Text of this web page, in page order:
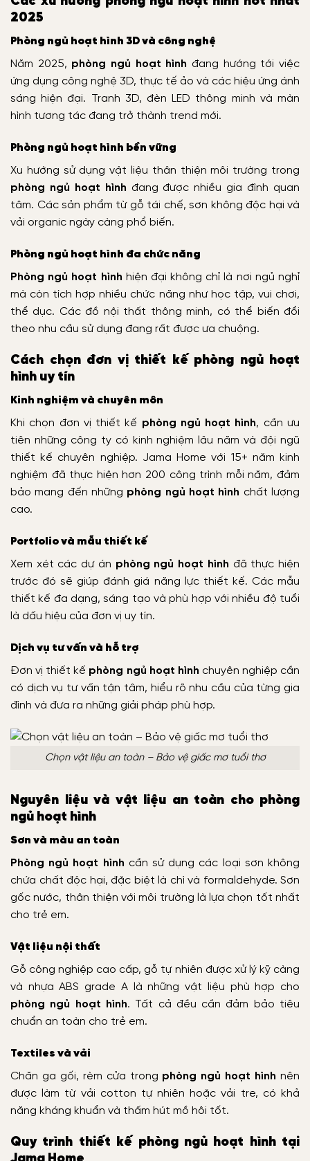
2025
Phòng ngủ hoạt hình 3D và công nghệ
Năm 2025, phòng ngủ hoạt hình đang hướng tới việc
ứng dụng công nghệ 3D, thực tế ảo và các hiệu ứng ánh
sáng hiện đại. Tranh 3D, đèn LED thông minh và màn
hình tương tác đang trở thành trend mới.
Phòng ngủ hoạt hình bền vững
Xu hướng sử dụng vật liệu thân thiện môi trường trong
phòng ngủ hoạt hình đang được nhiều gia đình quan
tâm. Các sản phẩm từ gỗ tái chế, sơn không độc hại và
vải organic ngày càng phổ biến.
Phòng ngủ hoạt hình đa chức năng
Phòng ngủ hoạt hình hiện đại không chỉ là nơi ngủ nghỉ
mà còn tích hợp nhiều chức năng như học tập, vui chơi,
thể dục. Các đồ nội thất thông minh, có thể biến đổi
theo nhu cầu sử dụng đang rất được ưa chuộng.
Cách chọn đơn vị thiết kế phòng ngủ hoạt
hình uy tín
Kinh nghiệm và chuyên môn
Khi chọn đơn vị thiết kế phòng ngủ hoạt hình, cần ưu
tiên những công ty có kinh nghiệm lâu năm và đội ngũ
thiết kế chuyên nghiệp. Jama Home với 15+ năm kinh
nghiệm đã thực hiện hơn 200 công trình mỗi năm, đảm
bảo mang đến những phòng ngủ hoạt hình chất lượng
cao.
Portfolio và mẫu thiết kế
Xem xét các dự án phòng ngủ hoạt hình đã thực hiện
trước đó sẽ giúp đánh giá năng lực thiết kế. Các mẫu
thiết kế đa dạng, sáng tạo và phù hợp với nhiều độ tuổi
là dấu hiệu của đơn vị uy tín.
Dịch vụ tư vấn và hỗ trợ
Đơn vị thiết kế phòng ngủ hoạt hình chuyên nghiệp cần
có dịch vụ tư vấn tận tâm, hiểu rõ nhu cầu của từng gia
đình và đưa ra những giải pháp phù hợp.
Chọn vật liệu an toàn – Bảo vệ giấc mơ tuổi thơ
Nguyên liệu và vật liệu an toàn cho phòng
ngủ hoạt hình
Sơn và màu an toàn
Phòng ngủ hoạt hình cần sử dụng các loại sơn không
chứa chất độc hại, đặc biệt là chì và formaldehyde. Sơn
gốc nước, thân thiện với môi trường là lựa chọn tốt nhất
cho trẻ em.
Vật liệu nội thất
Gỗ công nghiệp cao cấp, gỗ tự nhiên được xử lý kỹ càng
và nhựa ABS grade A là những vật liệu phù hợp cho
phòng ngủ hoạt hình. Tất cả đều cần đảm bảo tiêu
chuẩn an toàn cho trẻ em.
Textiles và vải
Chăn ga gối, rèm cửa trong phòng ngủ hoạt hình nên
được làm từ vải cotton tự nhiên hoặc vải tre, có khả
năng kháng khuẩn và thấm hút mồ hôi tốt.
Quy trình thiết kế phòng ngủ hoạt hình tại